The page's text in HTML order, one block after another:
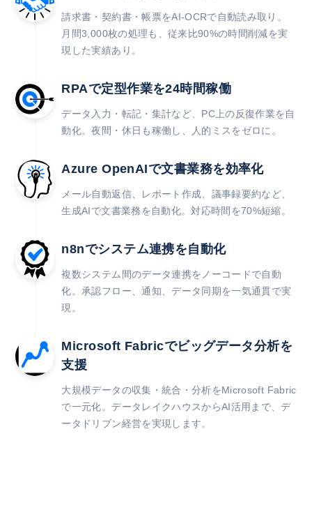
請求書・契約書・帳票をAI-OCRで自動読み取り。
月間3,000枚の処理も、従来比90%の時間削減を実
現した実績あり。
RPAで定型作業を24時間稼働
データ入力・転記・集計など、PC上の反復作業を自
動化。夜間・休日も稼働し、人的ミスをゼロに。
Azure OpenAIで文書業務を効率化
メール自動返信、レポート作成、議事録要約など、
生成AIで文書業務を自動化。対応時間を70%短縮。
n8nでシステム連携を自動化
複数システム間のデータ連携をノーコードで自動
化。承認フロー、通知、データ同期を一気通貫で実
現。
Microsoft Fabricでビッグデータ分析を
支援
大規模データの収集・統合・分析をMicrosoft Fabric
で一元化。データレイクハウスからAI活用まで、デ
ータドリブン経営を実現します。